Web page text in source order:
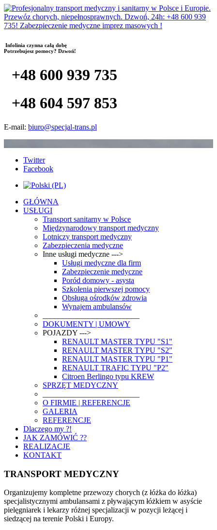
Infolinia czynna całą dobę
Potrzebujesz pomocy? Dzwoń!
+48 600 939 735
+48 604 597 853
E-mail: biuro@specjal-trans.pl
Twitter
Facebook
GŁÓWNA
USŁUGI
Transport sanitarny w Polsce
Międzynarodowy transport medyczny
Lotniczy transport medyczny
Zabezpieczenia medyczne
Inne usługi medyczne --->
Usługi medyczne dla firm
Zabezpieczenie medyczne
Poród domowy - asysta
Szkolenia pierwszej pomocy
Obsługa ośrodków zdrowia
Wynajem ambulansów
DOKUMENTY | UMOWY
POJAZDY --->
RENAULT MASTER TYPU "S1"
RENAULT MASTER TYPU "S2"
RENAULT MASTER TYPU "P1"
RENAULT TRAFIC TYPU "P2"
Citroen Berlingo typu KREW
SPRZĘT MEDYCZNY
O FIRMIE | REFERENCJE
GALERIA
REFERENCJE
Dlaczego my ?!
JAK ZAMÓWIĆ ??
REALIZACJE
KONTAKT
TRANSPORT MEDYCZNY
Organizujemy kompletne przewozy chorych (z łóżka do łóżka)
specjalistycznymi ambulansami z pływającym łóżkiem w asyście
pielęgniarek i lekarzy różnej specjalizacji w pozycji leżącej i
siedzącej na terenie Polski i Europy.